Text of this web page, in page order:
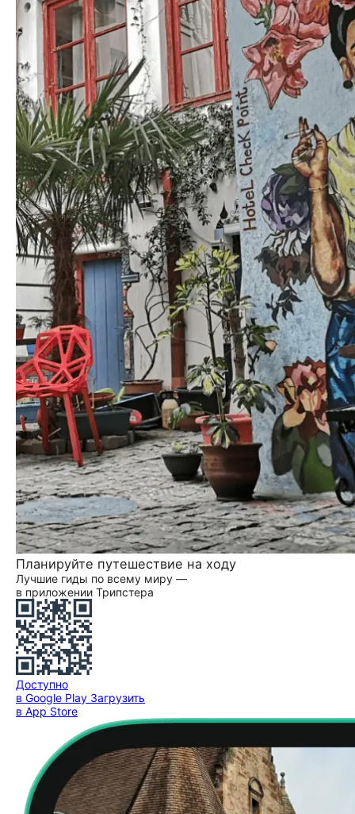
Планируйте путешествие на ходу
Лучшие гиды по всему миру —
в приложении Трипстера
Доступно
в Google Play Загрузить
в App Store